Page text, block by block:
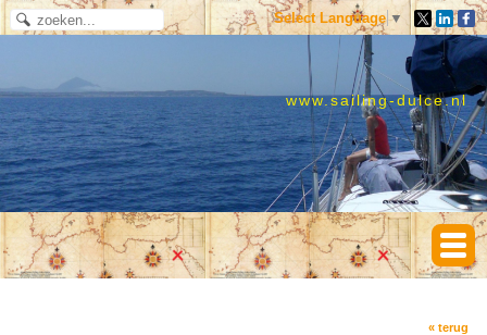
Select Language ▼
www.sailing-dulce.nl
« terug